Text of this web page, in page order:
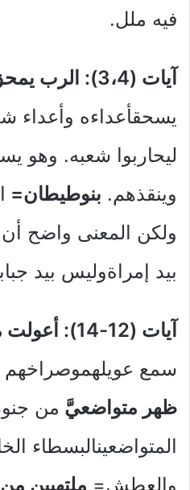
فيه ملل.
آيات (3،4): الرب يمحق الحروب=
يسحقأعداءه وأعداء
ليحاربوا شعبه.
وينقذهم. بنوطيطان=
ولكن المعنى واضح أن
بيد إمراةوليس بيد
آيات (12-14): أعولت محلة الآشوريين=
سمع
ظهر متواضعيَّ من
المتواضعينالبسطاء
والعطش= ملتهبين